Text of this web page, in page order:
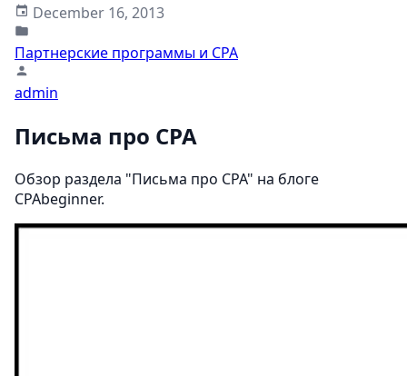
December 16, 2013
Партнерские программы и CPA
admin
Письма про CPA
Обзор раздела "Письма про CPA" на блоге
CPAbeginner.